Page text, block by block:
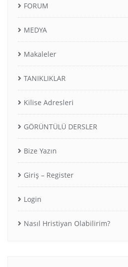
FORUM
MEDYA
Makaleler
TANIKLIKLAR
Kilise Adresleri
GÖRÜNTÜLÜ DERSLER
Bize Yazın
Giriş – Register
Login
Nasıl Hristiyan Olabilirim?